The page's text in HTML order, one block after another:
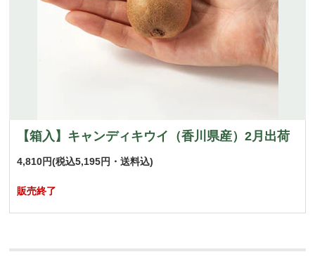
【箱入】キャンディキウイ（香川県産）2月出荷
4,810円(税込5,195円・送料込)
販売終了